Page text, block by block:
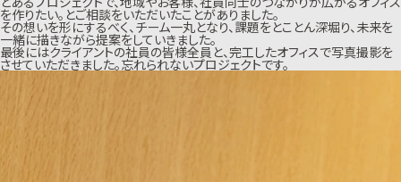
を作りたい。とご相談をいただいたことがありました。
その想いを形にするべく、チーム一丸となり、課題をとことん深堀り、未来を
一緒に描きながら提案をしていきました。
最後にはクライアントの社員の皆様全員と、完工したオフィスで写真撮影を
させていただきました。忘れられないプロジェクトです。